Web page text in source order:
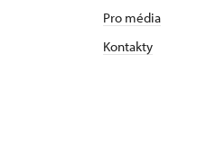
Pro média
Kontakty